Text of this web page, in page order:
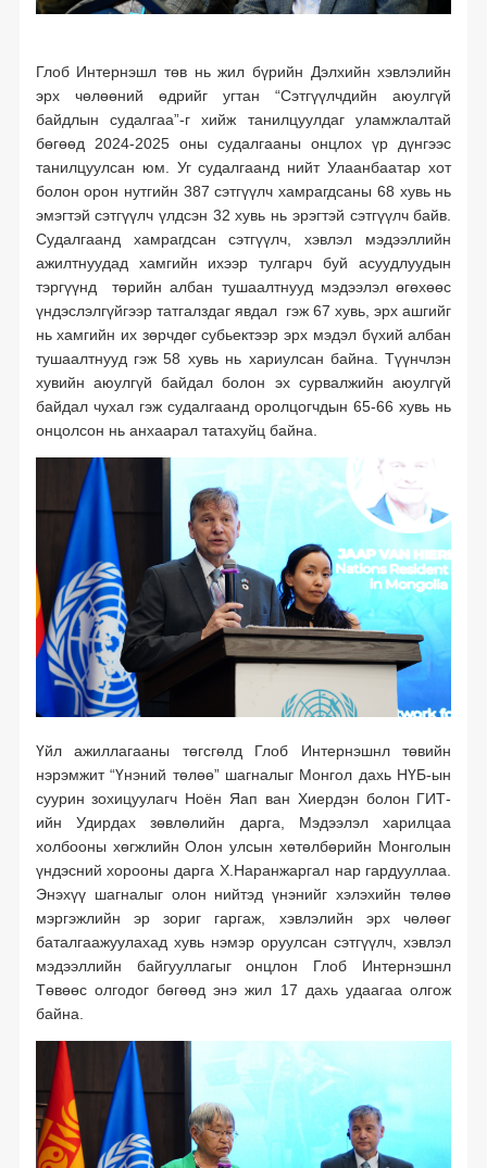
Глоб Интернэшл төв нь жил бүрийн Дэлхийн хэвлэлийн
эрх чөлөөний өдрийг угтан “Сэтгүүлчдийн аюулгүй
байдлын судалгаа”-г хийж танилцуулдаг уламжлалтай
бөгөөд 2024-2025 оны судалгааны онцлох үр дүнгээс
танилцуулсан юм. Уг судалгаанд нийт Улаанбаатар хот
болон орон нутгийн 387 сэтгүүлч хамрагдсаны 68 хувь нь
эмэгтэй сэтгүүлч үлдсэн 32 хувь нь эрэгтэй сэтгүүлч байв.
Судалгаанд хамрагдсан сэтгүүлч, хэвлэл мэдээллийн
ажилтнуудад хамгийн ихээр тулгарч буй асуудлуудын
тэргүүнд төрийн албан тушаалтнууд мэдээлэл өгөхөөс
үндэслэлгүйгээр татгалздаг явдал гэж 67 хувь, эрх ашгийг
нь хамгийн их зөрчдөг субьектээр эрх мэдэл бүхий албан
тушаалтнууд гэж 58 хувь нь хариулсан байна. Түүнчлэн
хувийн аюулгүй байдал болон эх сурвалжийн аюулгүй
байдал чухал гэж судалгаанд оролцогчдын 65-66 хувь нь
онцолсон нь анхаарал татахуйц байна.
Үйл ажиллагааны төгсгөлд Глоб Интернэшнл төвийн
нэрэмжит “Үнэний төлөө” шагналыг Монгол дахь НҮБ-ын
суурин зохицуулагч Ноён Яап ван Хиердэн болон ГИТ-
ийн Удирдах зөвлөлийн дарга, Мэдээлэл харилцаа
холбооны хөгжлийн Олон улсын хөтөлбөрийн Монголын
үндэсний хорооны дарга Х.Наранжаргал нар гардууллаа.
Энэхүү шагналыг олон нийтэд үнэнийг хэлэхийн төлөө
мэргэжлийн эр зориг гаргаж, хэвлэлийн эрх чөлөөг
баталгаажуулахад хувь нэмэр оруулсан сэтгүүлч, хэвлэл
мэдээллийн байгууллагыг онцлон Глоб Интернэшнл
Төвөөс олгодог бөгөөд энэ жил 17 дахь удаагаа олгож
байна.